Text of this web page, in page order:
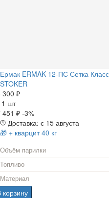
Ермак ERMAK 12-ПС Сетка
STOKER
300 ₽
1 шт
451 ₽ -3%
Доставка: с 15 августа
🎁 + кварцит 40 кг
Объём парилки
Топливо
Материал
корзину